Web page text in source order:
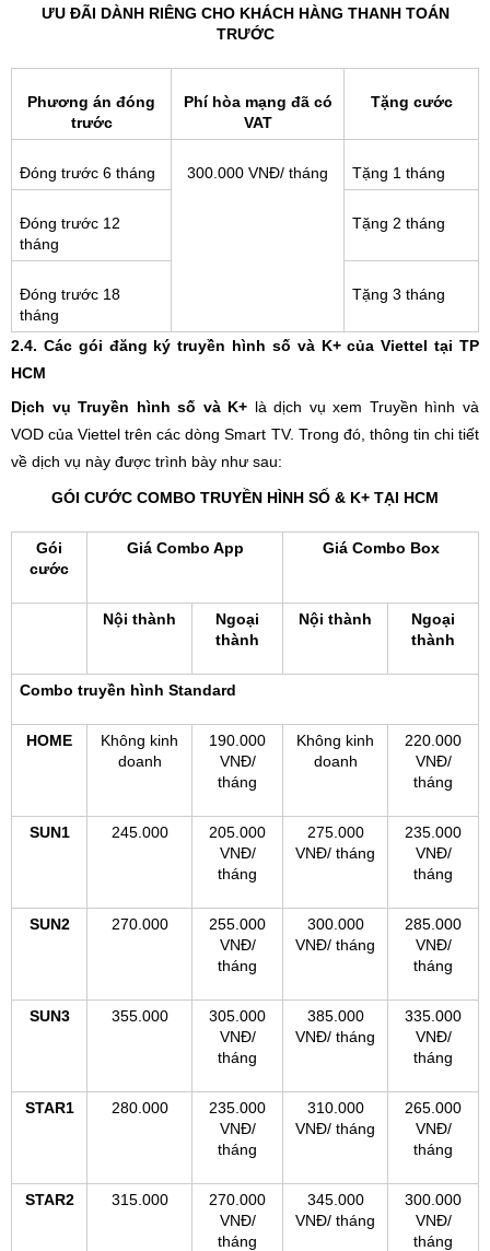
ƯU ĐÃI DÀNH RIÊNG CHO KHÁCH HÀNG THANH TOÁN
TRƯỚC
Phương án đóng
trước
Phí hòa mạng đã có
VAT
Tặng cước
Đóng trước 6 tháng 300.000 VNĐ/ tháng Tặng 1 tháng
Đóng trước 12
tháng
Tặng 2 tháng
Đóng trước 18
tháng
Tặng 3 tháng
2.4. Các gói đăng ký truyền hình số và K+ của Viettel tại TP
HCM
Dịch vụ Truyền hình số và K+ là dịch vụ xem Truyền hình và
VOD của Viettel trên các dòng Smart TV. Trong đó, thông tin chi tiết
về dịch vụ này được trình bày như sau:
GÓI CƯỚC COMBO TRUYỀN HÌNH SỐ & K+ TẠI HCM
Gói
cước
Giá Combo App Giá Combo Box
Nội thành
Ngoại
thành
Nội thành
Ngoại
thành
Combo truyền hình Standard
HOME
Không kinh
doanh
190.000
VNĐ/
tháng
Không kinh
doanh
220.000
VNĐ/
tháng
SUN1 245.000
205.000
VNĐ/
tháng
275.000
VNĐ/ tháng
235.000
VNĐ/
tháng
SUN2 270.000
255.000
VNĐ/
tháng
300.000
VNĐ/ tháng
285.000
VNĐ/
tháng
SUN3 355.000
305.000
VNĐ/
tháng
385.000
VNĐ/ tháng
335.000
VNĐ/
tháng
STAR1 280.000
235.000
VNĐ/
tháng
310.000
VNĐ/ tháng
265.000
VNĐ/
tháng
STAR2 315.000
270.000
VNĐ/
tháng
345.000
VNĐ/ tháng
300.000
VNĐ/
tháng